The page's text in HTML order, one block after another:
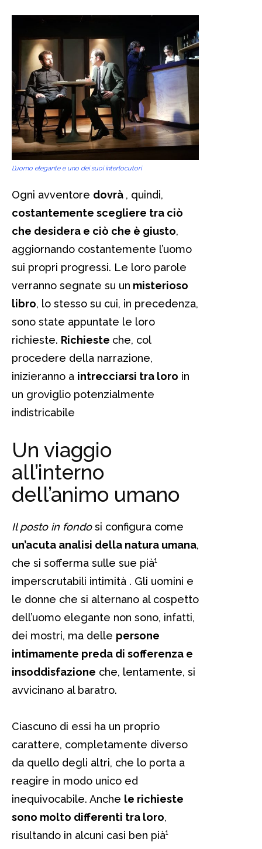
L’uomo elegante e uno dei suoi interlocutori
Ogni avventore dovrà , quindi,
costantemente scegliere tra ciò
che desidera e ciò che è giusto,
aggiornando costantemente l’uomo
sui propri progressi. Le loro parole
verranno segnate su un misterioso
libro, lo stesso su cui, in precedenza,
sono state appuntate le loro
richieste. Richieste che, col
procedere della narrazione,
inizieranno a intrecciarsi tra loro in
un groviglio potenzialmente
indistricabile
Un viaggio
all’interno
dell’animo umano
Il posto in fondosi configura come
un’acuta analisi della natura umana,
che si sofferma sulle sue pià¹
imperscrutabili intimità . Gli uomini e
le donne che si alternano al cospetto
dell’uomo elegante non sono, infatti,
dei mostri, ma delle persone
intimamente preda di sofferenza e
insoddisfazione che, lentamente, si
avvicinano al baratro.
Ciascuno di essi ha un proprio
carattere, completamente diverso
da quello degli altri, che lo porta a
reagire in modo unico ed
inequivocabile. Anche le richieste
sono molto differenti tra loro,
risultando in alcuni casi ben pià¹